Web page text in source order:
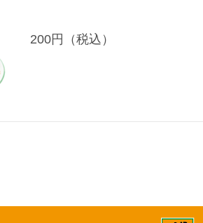
200円（税込）